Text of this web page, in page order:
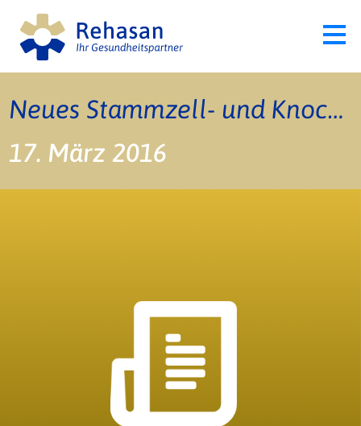
Neues Stammzell- und Knochenmarkentnahme-Zentrum
17. März 2016